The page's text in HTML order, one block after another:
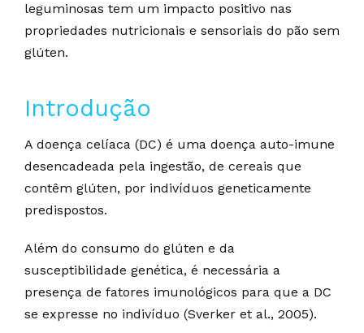
leguminosas tem um impacto positivo nas
propriedades nutricionais e sensoriais do pão sem
glúten.
Introdução
A doença celíaca (DC) é uma doença auto-imune
desencadeada pela ingestão, de cereais que
contêm glúten, por indivíduos geneticamente
predispostos.
Além do consumo do glúten e da
susceptibilidade genética, é necessária a
presença de fatores imunológicos para que a DC
se expresse no indivíduo (Sverker et al., 2005).